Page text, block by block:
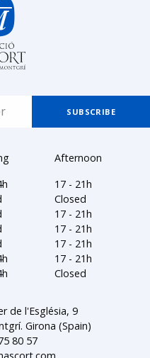
Afternoon
17 - 21h
Closed
17 - 21h
17 - 21h
17 - 21h
17 - 21h
Closed
de l'Església, 9
Girona (Spain)
80 57